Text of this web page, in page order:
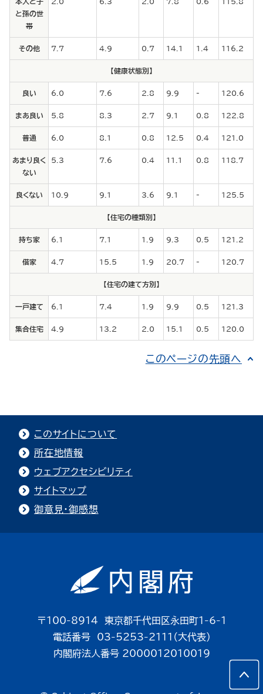
と孫の世
帯
その他 7.7 4.9 0.7 14.1 1.4 116.2
【健康状態別】
良い 6.0 7.6 2.8 9.9 - 120.6
まあ良い 5.8 8.3 2.7 9.1 0.8 122.8
普通 6.0 8.1 0.8 12.5 0.4 121.0
あまり良く
ない
5.3 7.6 0.4 11.1 0.8 118.7
良くない 10.9 9.1 3.6 9.1 - 125.5
【住宅の種類別】
持ち家 6.1 7.1 1.9 9.3 0.5 121.2
借家 4.7 15.5 1.9 20.7 - 120.7
【住宅の建て方別】
一戸建て 6.1 7.4 1.9 9.9 0.5 121.3
集合住宅 4.9 13.2 2.0 15.1 0.5 120.0
このページの先頭へ
このサイトについて
所在地情報
ウェブアクセシビリティ
サイトマップ
御意見・御感想
〒100-8914 東京都千代田区永田町1-6-1
電話番号 03-5253-2111（大代表）
内閣府法人番号 2000012010019